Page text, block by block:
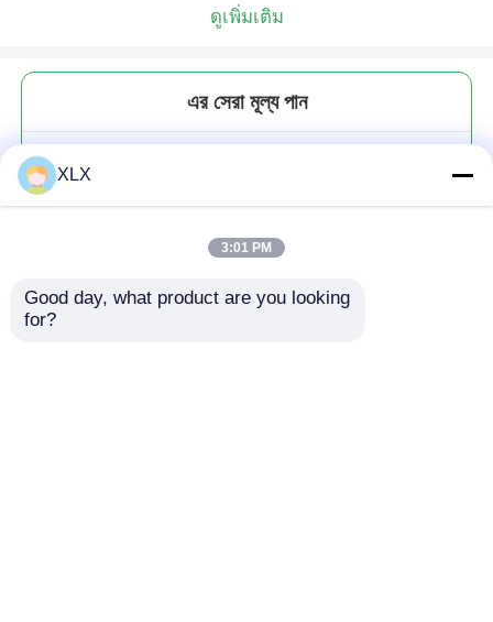
ดูเพิ่มเติม
এর সেরা মূল্য পান
XLX
3:01 PM
Good day, what product are you looking
for?